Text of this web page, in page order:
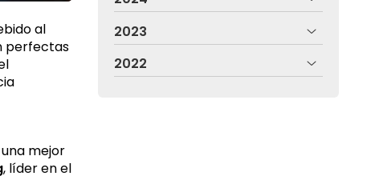
al
perfectas
mejor
, líder en el
2023
2022